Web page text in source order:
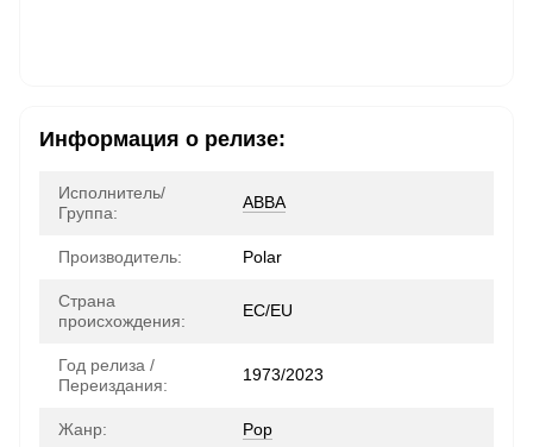
Информация о релизе:
Исполнитель/
Группа:
ABBA
Производитель: Polar
Страна
происхождения:
ЕС/EU
Год релиза /
Переиздания:
1973/2023
Жанр: Pop